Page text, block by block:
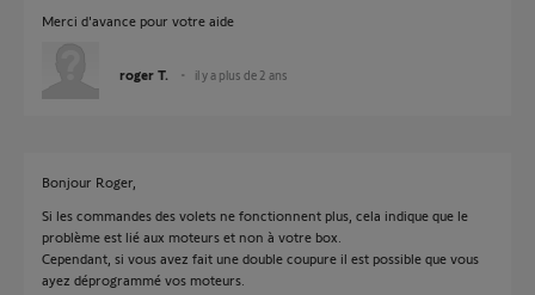
Merci d'avance pour votre aide
roger T. il y a plus de 2 ans
Bonjour Roger,
Si les commandes des volets ne fonctionnent plus, cela indique que le
problème est lié aux moteurs et non à votre box.
Cependant, si vous avez fait une double coupure il est possible que vous
ayez déprogrammé vos moteurs.